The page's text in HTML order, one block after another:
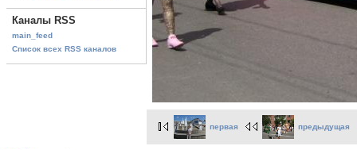
Каналы RSS
main_feed
Список всех RSS каналов
первая предыдущая